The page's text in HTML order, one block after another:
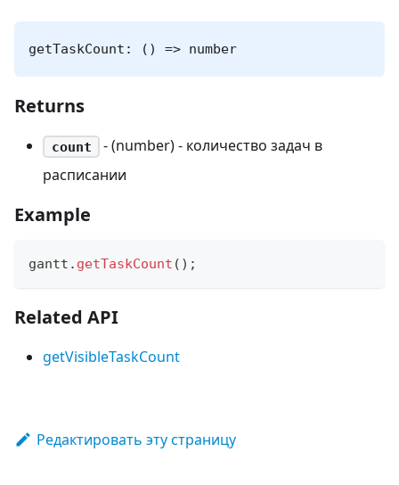
getTaskCount: () => number
Returns
count
- (number) - количество задач в
расписании
Example
gantt . getTaskCount ( ) ;
Related API
getVisibleTaskCount
Редактировать эту страницу